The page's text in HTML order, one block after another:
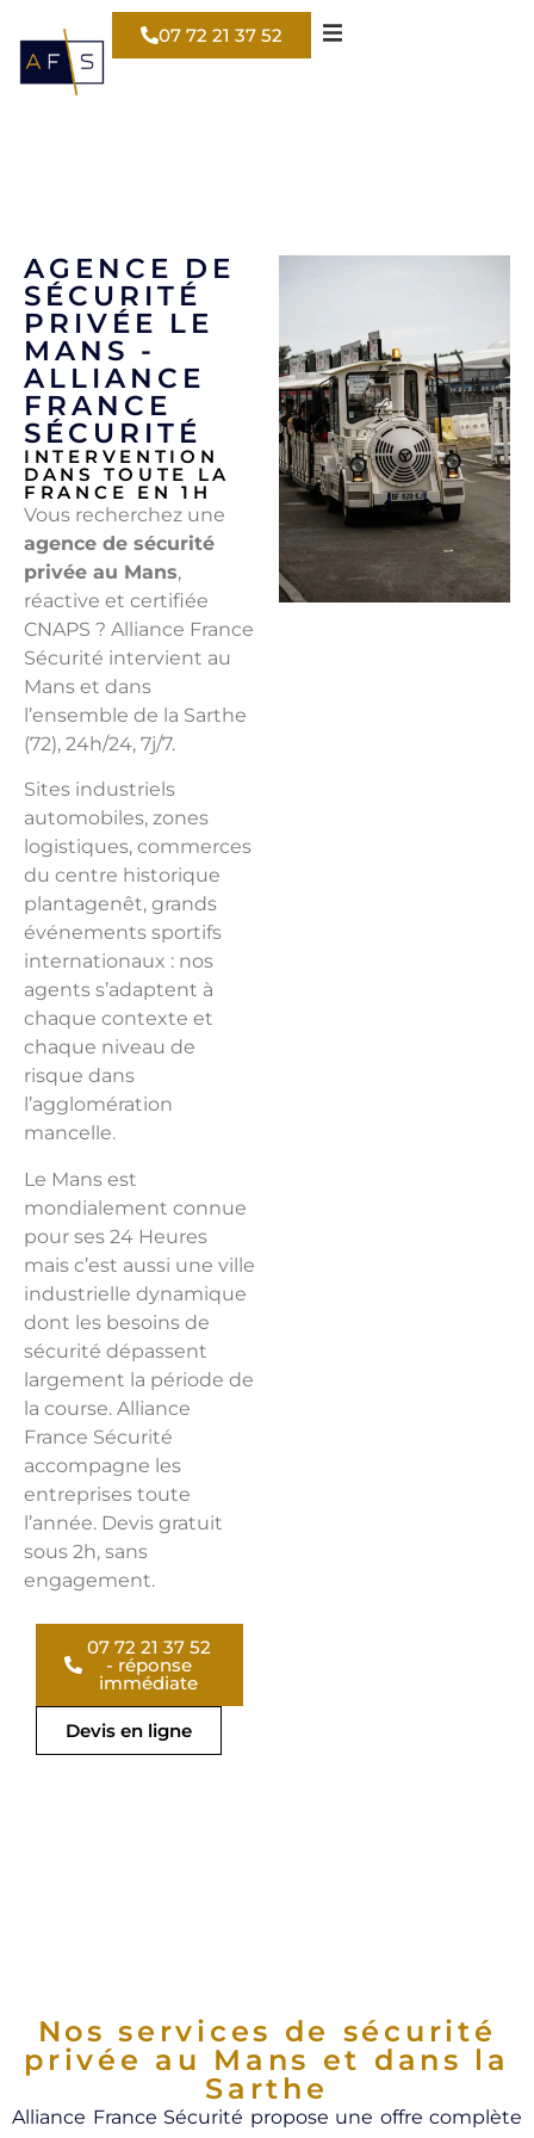
07 72 21 37 52
AGENCE DE
SÉCURITÉ
PRIVÉE LE
MANS -
ALLIANCE
FRANCE
SÉCURITÉ
INTERVENTION
DANS TOUTE LA
FRANCE EN 1H
Vous recherchez une
agence de sécurité
privée au Mans,
réactive et certifiée
CNAPS ? Alliance France
Sécurité intervient au
Mans et dans
l’ensemble de la Sarthe
(72), 24h/24, 7j/7.
Sites industriels
automobiles, zones
logistiques, commerces
du centre historique
plantagenêt, grands
événements sportifs
internationaux : nos
agents s’adaptent à
chaque contexte et
chaque niveau de
risque dans
l’agglomération
mancelle.
Le Mans est
mondialement connue
pour ses 24 Heures
mais c’est aussi une ville
industrielle dynamique
dont les besoins de
sécurité dépassent
largement la période de
la course. Alliance
France Sécurité
accompagne les
entreprises toute
l’année. Devis gratuit
sous 2h, sans
engagement.
07 72 21 37 52
- réponse
immédiate
Devis en ligne
Nos services de sécurité
privée au Mans et dans la
Sarthe
Alliance France Sécurité propose une offre complète